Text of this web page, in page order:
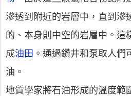
滲透到附近的岩層中，直到滲
的、本身則中空的岩層中。這
成油田 。通過鑽井和泵取人們
油。
地質學家將石油形成的溫度範